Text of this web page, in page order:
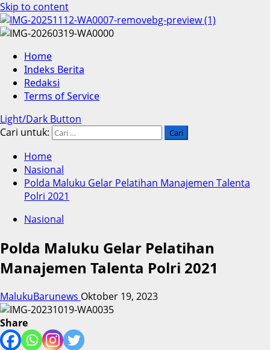
Skip to content
Home
Indeks Berita
Redaksi
Terms of Service
Light/Dark Button
Cari untuk:
Home
Nasional
Polda Maluku Gelar Pelatihan Manajemen Talenta
Polri 2021
Nasional
Polda Maluku Gelar Pelatihan
Manajemen Talenta Polri 2021
MalukuBarunews Oktober 19, 2023
Share